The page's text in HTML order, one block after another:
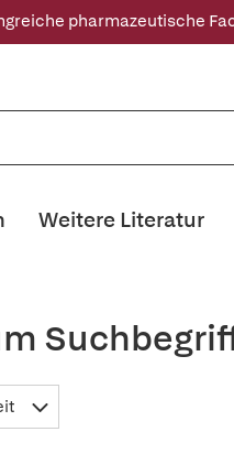
pharmazeutische
Weitere Literatur